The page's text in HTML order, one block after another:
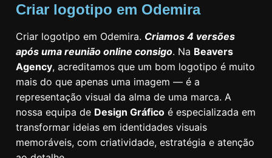
Criar logotipo em Odemira
Criar logotipo em Odemira. Criamos 4 versões
após uma reunião online consigo. Na Beavers
Agency, acreditamos que um bom logotipo é muito
mais do que apenas uma imagem — é a
representação visual da alma de uma marca. A
nossa equipa de Design Gráfico é especializada em
transformar ideias em identidades visuais
memoráveis, com criatividade, estratégia e atenção